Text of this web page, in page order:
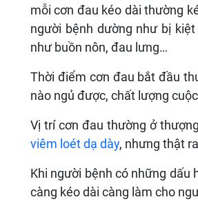
mỗi cơn đau kéo dài thường
người bệnh dường như bị
như buồn nôn, đau lưng…
Thời điểm cơn đau bắt đầu
nào ngủ được, chất lượng
Vị trí cơn đau thường ở
viêm loét dạ dày, nhưng thật
Khi người bệnh có những dấu
càng kéo dài càng làm cho